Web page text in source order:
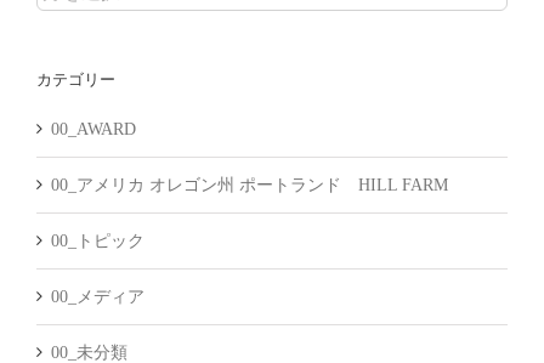
イ
カテゴリー
00_AWARD
00_アメリカ オレゴン州 ポートランド HILL FARM
00_トピック
00_メディア
00_未分類